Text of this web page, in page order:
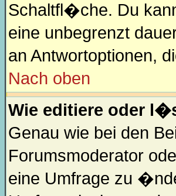
Schaltfl�che. Du
eine unbegrenzt
an Antwortoptionen,
Nach oben
Wie editiere oder
Genau wie bei den
Forumsmoderator
eine Umfrage zu